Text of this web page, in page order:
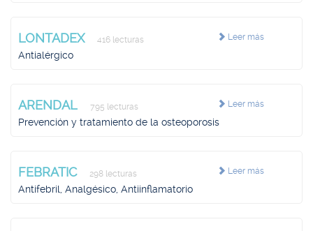
Leer más
LONTADEX 416 lecturas
Antialérgico
Leer más
ARENDAL 795 lecturas
Prevención y tratamiento de la osteoporosis
Leer más
FEBRATIC 298 lecturas
Antifebril, Analgésico, Antiinflamatorio